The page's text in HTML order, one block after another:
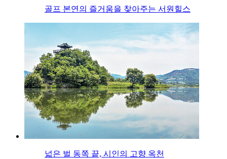
골프 본연의 즐거움을 찾아주는 서원힐스
넓은 벌 동쪽 끝, 시인의 고향 옥천